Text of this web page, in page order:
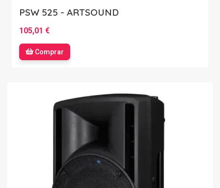
PSW 525 - ARTSOUND
105,01 €
Comprar